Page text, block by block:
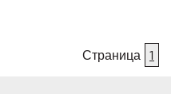
Страница 1